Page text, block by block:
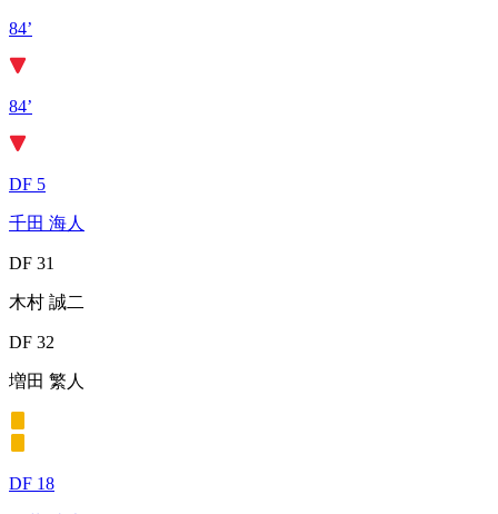
84’
84’
DF 5
千田 海人
DF 31
木村 誠二
DF 32
増田 繁人
DF 18